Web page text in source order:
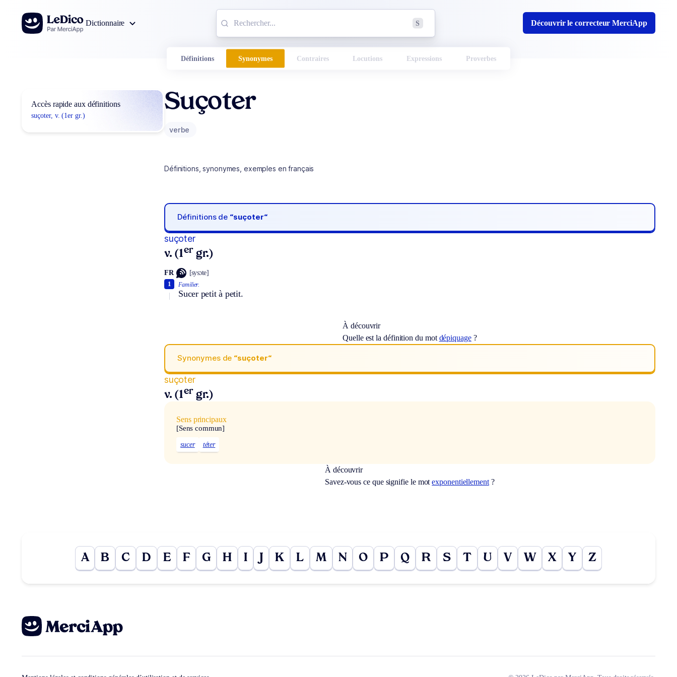
Aller au contenu
Dictionnaire
S Découvrir le correcteur MerciApp
Définitions Synonymes Contraires Locutions Expressions Proverbes
Accès rapide aux définitions
suçoter, v. (1er gr.)
Suçoter
verbe
Définitions, synonymes, exemples en français
Définitions de “suçoter“
suçoter
v. (1er gr.)
FR [sysɔte]
Familier.
Sucer petit à petit.
1
À découvrir
Quelle est la définition du mot dépiquage?
Synonymes de “suçoter“
suçoter
v. (1er gr.)
Sens principaux
[Sens commun]
sucer téter
À découvrir
Savez-vous ce que signifie le motexponentiellement?
A B C D E F G H I K L M N O P Q R S T U V W X Y Z